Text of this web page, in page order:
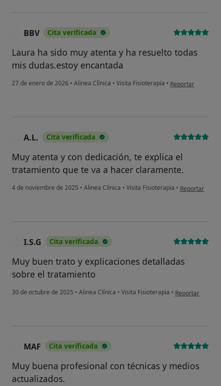
BBV Cita verificada
Laura ha sido muy atenta y ha resuelto todas
mis dudas.estoy encantada
27 de enero de 2026 • Alinea Clínica • Visita Fisioterapia • en opinión del
Reportar
A.L. Cita verificada
Muy atenta y con dedicación, te explica el
tratamiento que te va a hacer claramente.
4 de noviembre de 2025 • Alinea Clínica • Visita Fisioterapia • en opinión del
Reportar
I.S.G Cita verificada
Muy buen trato y explicaciones detalladas
sobre el tratamiento
30 de octubre de 2025 • Alinea Clínica • Visita Fisioterapia • en opinión del
Reportar
MAF Cita verificada
Muy buena profesional con técnicas y medios
actualizados.